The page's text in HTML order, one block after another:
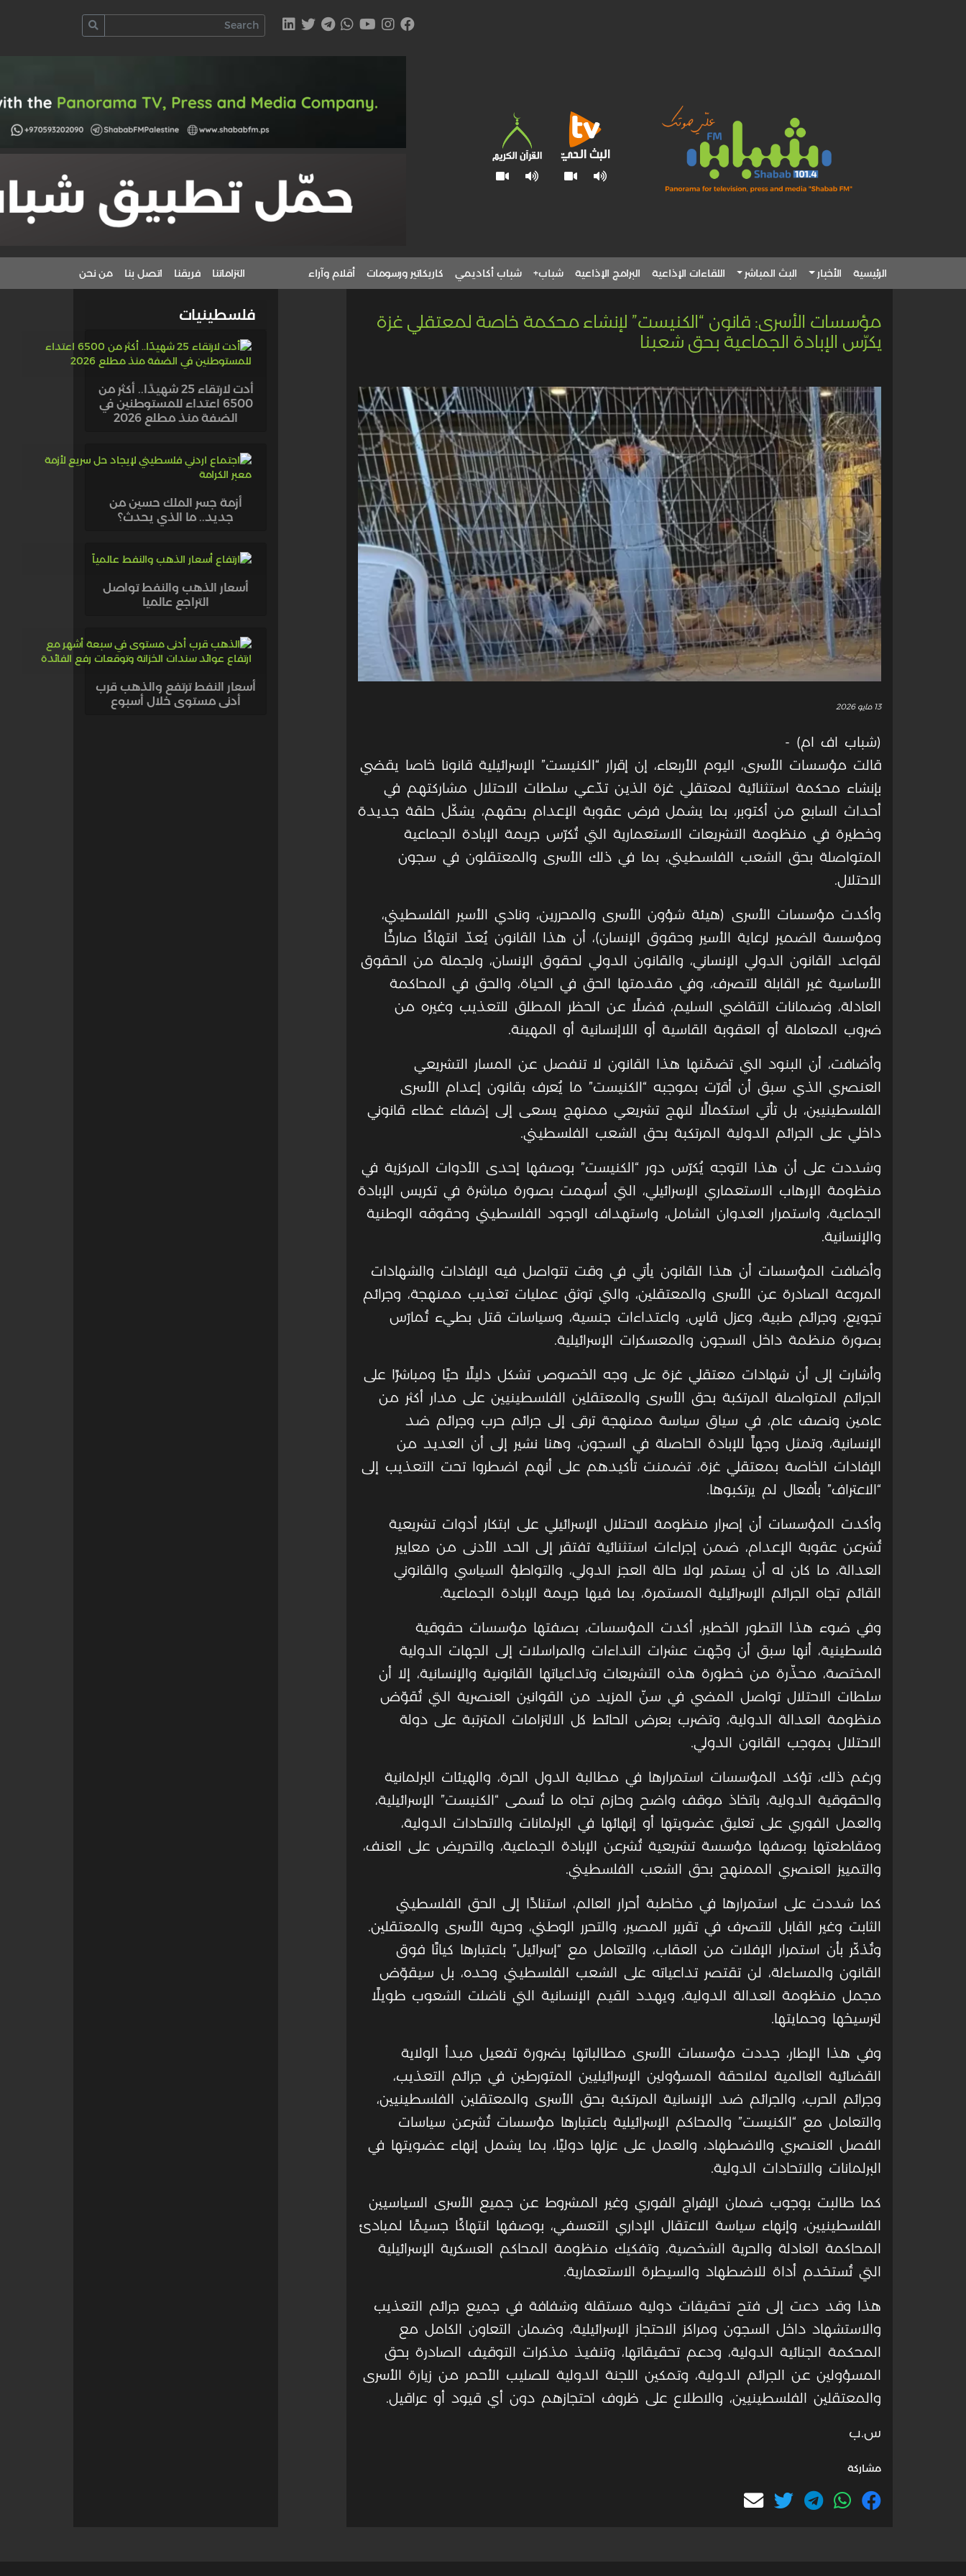
الرئيسية الأخبار البث المباشر اللقاءات الإذاعية البرامج الإذاعية شباب+ شباب أكاديمي كاريكاتير ورسومات أقلام وآراء التزاماتنا فريقنا اتصل بنا من نحن
مؤسسات الأسرى: قانون “الكنيست” لإنشاء محكمة خاصة لمعتقلي غزة
يكرّس الإبادة الجماعية بحق شعبنا
13 مايو 2026
(شباب اف ام) -
قالت مؤسسات الأسرى، اليوم الأربعاء، إن إقرار “الكنيست” الإسرائيلية قانونا خاصا يقضي
بإنشاء محكمة استثنائية لمعتقلي غزة الذين تدّعي سلطات الاحتلال مشاركتهم في
أحداث السابع من أكتوبر، بما يشمل فرض عقوبة الإعدام بحقهم، يشكّل حلقة جديدة
وخطيرة في منظومة التشريعات الاستعمارية التي تُكرّس جريمة الإبادة الجماعية
المتواصلة بحق الشعب الفلسطيني، بما في ذلك الأسرى والمعتقلون في سجون
الاحتلال.
وأكدت مؤسسات الأسرى (هيئة شؤون الأسرى والمحررين، ونادي الأسير الفلسطيني،
ومؤسسة الضمير لرعاية الأسير وحقوق الإنسان)، أن هذا القانون يُعدّ انتهاكًا صارخًا
لقواعد القانون الدولي الإنساني، والقانون الدولي لحقوق الإنسان، ولجملة من الحقوق
الأساسية غير القابلة للتصرف، وفي مقدمتها الحق في الحياة، والحق في المحاكمة
العادلة، وضمانات التقاضي السليم، فضلًا عن الحظر المطلق للتعذيب وغيره من
ضروب المعاملة أو العقوبة القاسية أو اللاإنسانية أو المهينة.
وأضافت، أن البنود التي تضمّنها هذا القانون لا تنفصل عن المسار التشريعي
العنصري الذي سبق أن أقرّت بموجبه “الكنيست” ما يُعرف بقانون إعدام الأسرى
الفلسطينيين، بل تأتي استكمالًا لنهج تشريعي ممنهج يسعى إلى إضفاء غطاء قانوني
داخلي على الجرائم الدولية المرتكبة بحق الشعب الفلسطيني.
وشددت على أن هذا التوجه يُكرّس دور “الكنيست” بوصفها إحدى الأدوات المركزية في
منظومة الإرهاب الاستعماري الإسرائيلي، التي أسهمت بصورة مباشرة في تكريس الإبادة
الجماعية، واستمرار العدوان الشامل، واستهداف الوجود الفلسطيني وحقوقه الوطنية
والإنسانية.
وأضافت المؤسسات أن هذا القانون يأتي في وقت تتواصل فيه الإفادات والشهادات
المروعة الصادرة عن الأسرى والمعتقلين، والتي توثق عمليات تعذيب ممنهجة، وجرائم
تجويع، وجرائم طبية، وعزل قاسٍ، واعتداءات جنسية، وسياسات قتل بطيء تُمارَس
بصورة منظمة داخل السجون والمعسكرات الإسرائيلية.
وأشارت إلى أن شهادات معتقلي غزة على وجه الخصوص تشكل دليلًا حيًا ومباشرًا على
الجرائم المتواصلة المرتكبة بحق الأسرى والمعتقلين الفلسطينيين على مدار أكثر من
عامين ونصف عام، في سياق سياسة ممنهجة ترقى إلى جرائم حرب وجرائم ضد
الإنسانية، وتمثل وجهاً للإبادة الحاصلة في السجون، وهنا نشير إلى أن العديد من
الإفادات الخاصة بمعتقلي غزة، تضمنت تأكيدهم على أنهم اضطروا تحت التعذيب إلى
“الاعتراف” بأفعال لم يرتكبوها.
وأكدت المؤسسات أن إصرار منظومة الاحتلال الإسرائيلي على ابتكار أدوات تشريعية
تُشرعن عقوبة الإعدام، ضمن إجراءات استثنائية تفتقر إلى الحد الأدنى من معايير
العدالة، ما كان له أن يستمر لولا حالة العجز الدولي، والتواطؤ السياسي والقانوني
القائم تجاه الجرائم الإسرائيلية المستمرة، بما فيها جريمة الإبادة الجماعية.
وفي ضوء هذا التطور الخطير، أكدت المؤسسات، بصفتها مؤسسات حقوقية
فلسطينية، أنها سبق أن وجّهت عشرات النداءات والمراسلات إلى الجهات الدولية
المختصة، محذّرة من خطورة هذه التشريعات وتداعياتها القانونية والإنسانية، إلا أن
سلطات الاحتلال تواصل المضي في سنّ المزيد من القوانين العنصرية التي تُقوّض
منظومة العدالة الدولية، وتضرب بعرض الحائط كل الالتزامات المترتبة على دولة
الاحتلال بموجب القانون الدولي.
ورغم ذلك، تؤكد المؤسسات استمرارها في مطالبة الدول الحرة، والهيئات البرلمانية
والحقوقية الدولية، باتخاذ موقف واضح وحازم تجاه ما تُسمى “الكنيست” الإسرائيلية،
والعمل الفوري على تعليق عضويتها أو إنهائها في البرلمانات والاتحادات الدولية،
ومقاطعتها بوصفها مؤسسة تشريعية تُشرعن الإبادة الجماعية، والتحريض على العنف،
والتمييز العنصري الممنهج بحق الشعب الفلسطيني.
كما شددت على استمرارها في مخاطبة أحرار العالم، استنادًا إلى الحق الفلسطيني
الثابت وغير القابل للتصرف في تقرير المصير، والتحرر الوطني، وحرية الأسرى والمعتقلين.
وتُذكّر بأن استمرار الإفلات من العقاب، والتعامل مع “إسرائيل” باعتبارها كيانًا فوق
القانون والمساءلة، لن تقتصر تداعياته على الشعب الفلسطيني وحده، بل سيقوّض
مجمل منظومة العدالة الدولية، ويهدد القيم الإنسانية التي ناضلت الشعوب طويلًا
لترسيخها وحمايتها.
وفي هذا الإطار، جددت مؤسسات الأسرى مطالباتها بضرورة تفعيل مبدأ الولاية
القضائية العالمية لملاحقة المسؤولين الإسرائيليين المتورطين في جرائم التعذيب،
وجرائم الحرب، والجرائم ضد الإنسانية المرتكبة بحق الأسرى والمعتقلين الفلسطينيين،
والتعامل مع “الكنيست” والمحاكم الإسرائيلية باعتبارها مؤسسات تُشرعن سياسات
الفصل العنصري والاضطهاد، والعمل على عزلها دوليًا، بما يشمل إنهاء عضويتها في
البرلمانات والاتحادات الدولية.
كما طالبت بوجوب ضمان الإفراج الفوري وغير المشروط عن جميع الأسرى السياسيين
الفلسطينيين، وإنهاء سياسة الاعتقال الإداري التعسفي، بوصفها انتهاكًا جسيمًا لمبادئ
المحاكمة العادلة والحرية الشخصية، وتفكيك منظومة المحاكم العسكرية الإسرائيلية
التي تُستخدم أداة للاضطهاد والسيطرة الاستعمارية.
هذا وقد دعت إلى فتح تحقيقات دولية مستقلة وشفافة في جميع جرائم التعذيب
والاستشهاد داخل السجون ومراكز الاحتجاز الإسرائيلية، وضمان التعاون الكامل مع
المحكمة الجنائية الدولية، ودعم تحقيقاتها، وتنفيذ مذكرات التوقيف الصادرة بحق
المسؤولين عن الجرائم الدولية، وتمكين اللجنة الدولية للصليب الأحمر من زيارة الأسرى
والمعتقلين الفلسطينيين، والاطلاع على ظروف احتجازهم دون أي قيود أو عراقيل.
س.ب
مشاركة
فلسطينيات
أدت لارتقاء 25 شهيدًا.. أكثر من
6500 اعتداء للمستوطنين في
الضفة منذ مطلع 2026
أزمة جسر الملك حسين من
جديد.. ما الذي يحدث؟
أسعار الذهب والنفط تواصل
التراجع عالميا
أسعار النفط ترتفع والذهب قرب
أدنى مستوى خلال أسبوع